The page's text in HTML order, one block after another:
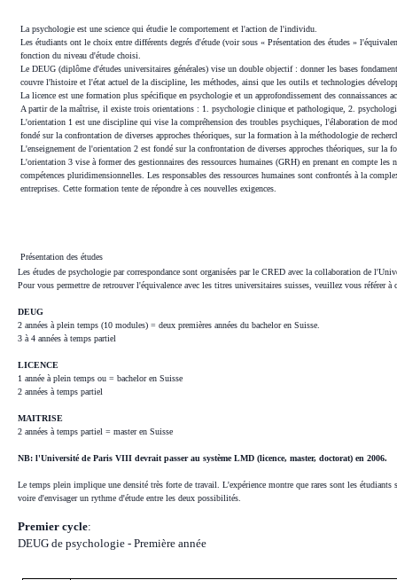
La psychologie est une science qui étudie le comportement et l'action de l'individu.
Les étudiants ont le choix entre différents degrés d'étude (voir sous « Présentation des études »
fonction du niveau d'étude choisi.
Le DEUG (diplôme d'études universitaires générales) vise un double objectif : donner les bases
couvre l'histoire et l'état actuel de la discipline, les méthodes, ainsi que les outils et technologies
La licence est une formation plus spécifique en psychologie et un approfondissement des connaissances
A partir de la maîtrise, il existe trois orientations : 1. psychologie clinique et pathologique, 2.
L'orientation 1 est une discipline qui vise la compréhension des troubles psychiques, l'élaboration de
fondé sur la confrontation de diverses approches théoriques, sur la formation à la méthodologie de
L'enseignement de l'orientation 2 est fondé sur la confrontation de diverses approches théoriques, sur la
L'orientation 3 vise à former des gestionnaires des ressources humaines (GRH) en prenant en compte
compétences pluridimensionnelles. Les responsables des ressources humaines sont confrontés à la
entreprises. Cette formation tente de répondre à ces nouvelles exigences.
Présentation des études
Les études de psychologie par correspondance sont organisées par le CRED avec la collaboration de
Pour vous permettre de retrouver l'équivalence avec les titres universitaires suisses, veuillez vous référer à
DEUG
2 années à plein temps (10 modules) = deux premières années du bachelor en Suisse.
3 à 4 années à temps partiel
LICENCE
1 année à plein temps ou = bachelor en Suisse
2 années à temps partiel
MAITRISE
2 années à temps partiel = master en Suisse
NB: l'Université de Paris VIII devrait passer au système LMD (licence, master, doctorat) en 2006.
Le temps plein implique une densité très forte de travail. L'expérience montre que rares sont les
voire d'envisager un rythme d'étude entre les deux possibilités.
Premier cycle:
DEUG de psychologie - Première année